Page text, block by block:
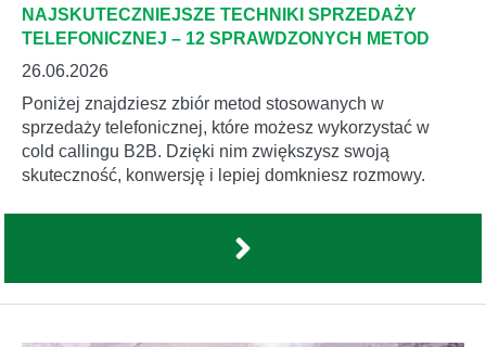
NAJSKUTECZNIEJSZE TECHNIKI SPRZEDAŻY
TELEFONICZNEJ – 12 SPRAWDZONYCH METOD
26.06.2026
Poniżej znajdziesz zbiór metod stosowanych w
sprzedaży telefonicznej, które możesz wykorzystać w
cold callingu B2B. Dzięki nim zwiększysz swoją
skuteczność, konwersję i lepiej domkniesz rozmowy.